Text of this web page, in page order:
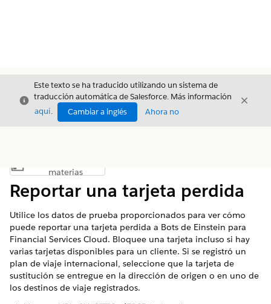
Cerrar
Este texto se ha traducido utilizando un sistema de
traducción automática de Salesforce. Más información
aquí. Cambiar a inglés Ahora no
Cerrar
Mostrar índice de materias
materias
Reportar una tarjeta perdida
Utilice los datos de prueba proporcionados para ver cómo
puede reportar una tarjeta perdida a Bots de Einstein para
Financial Services Cloud. Bloquee una tarjeta incluso si hay
varias tarjetas disponibles para un cliente. Si se registró un
plan de viaje internacional, seleccione que la tarjeta de
sustitución se entregue en la dirección de origen o en uno de
los destinos de viaje registrados.